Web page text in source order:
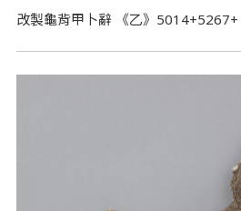
改製龜背甲卜辭 《乙》